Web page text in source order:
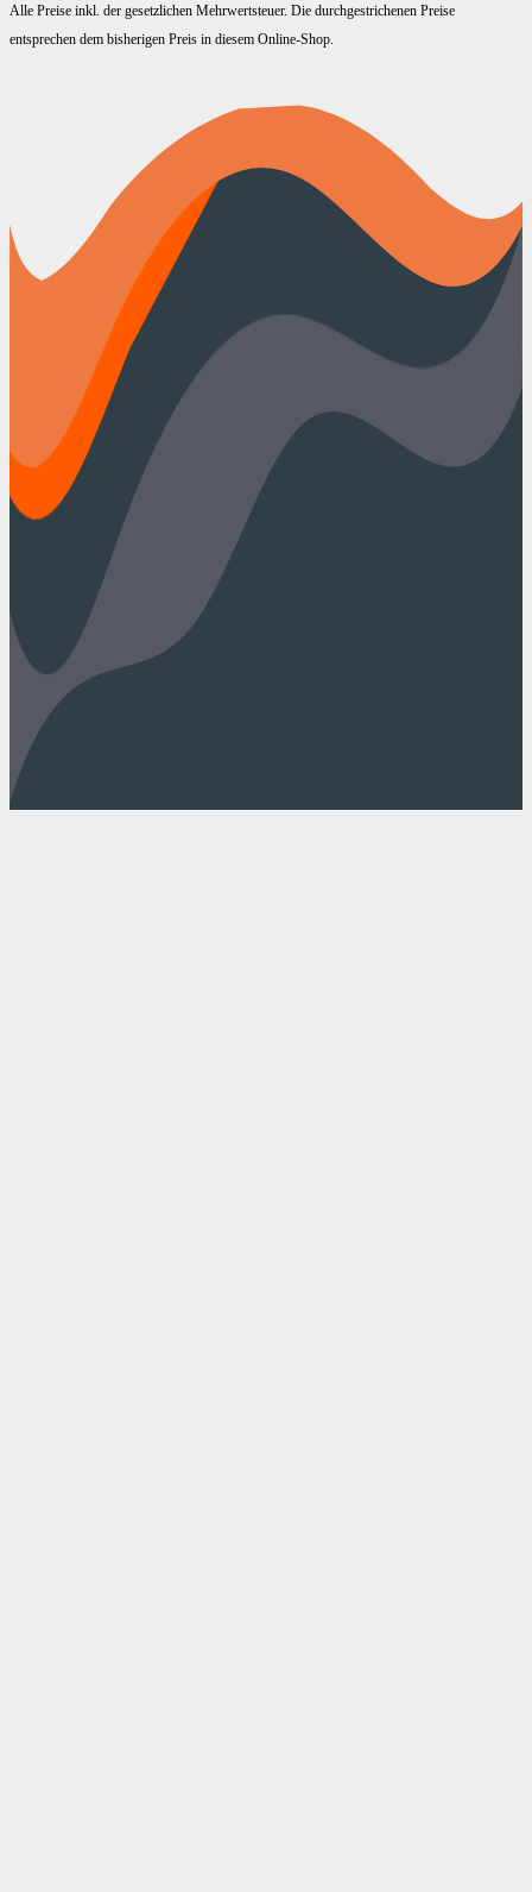
Alle Preise inkl. der gesetzlichen Mehrwertsteuer. Die durchgestrichenen Preise
entsprechen dem bisherigen Preis in diesem Online-Shop.